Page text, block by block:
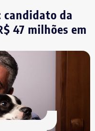
candidato da
47 milhões em